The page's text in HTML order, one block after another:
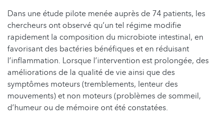
Dans une étude pilote menée auprès de 74 patients, les
chercheurs ont observé qu’un tel régime modifie
rapidement la composition du microbiote intestinal, en
favorisant des bactéries bénéfiques et en réduisant
l’inflammation. Lorsque l’intervention est prolongée, des
améliorations de la qualité de vie ainsi que des
symptômes moteurs (tremblements, lenteur des
mouvements) et non moteurs (problèmes de sommeil,
d’humeur ou de mémoire ont été constatées.